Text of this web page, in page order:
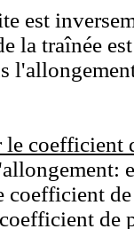
est
la traînée
le coefficient
coefficient
de